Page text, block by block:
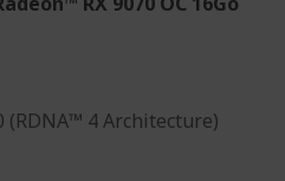
(RDNA™ 4 Architecture)